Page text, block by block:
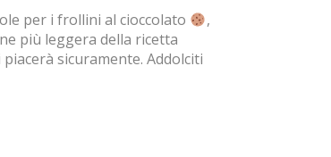
per i frollini al cioccolato
,
più leggera della ricetta
sicuramente. Addolciti